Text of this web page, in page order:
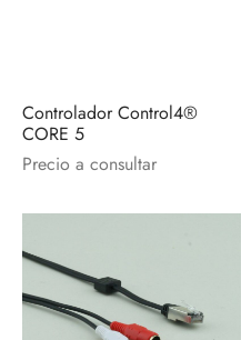
Controlador Control4®
CORE 5
Precio a consultar